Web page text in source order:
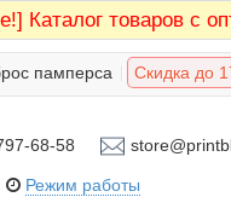
Каталог товаров с
памперса Скидка до
68-58
Режим работы